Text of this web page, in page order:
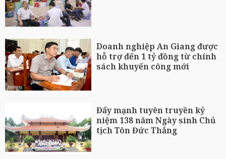
Doanh nghiệp An Giang được
hỗ trợ đến 1 tỷ đồng từ chính
sách khuyến công mới
Đẩy mạnh tuyên truyền kỷ
niệm 138 năm Ngày sinh Chủ
tịch Tôn Đức Thắng